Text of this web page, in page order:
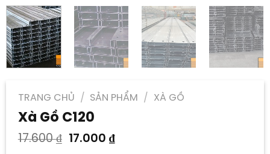
TRANG CHỦ / SẢN PHẨM / XÀ GỒ
Xà Gồ C120
17.600₫
Giá
17.000 ₫Giá